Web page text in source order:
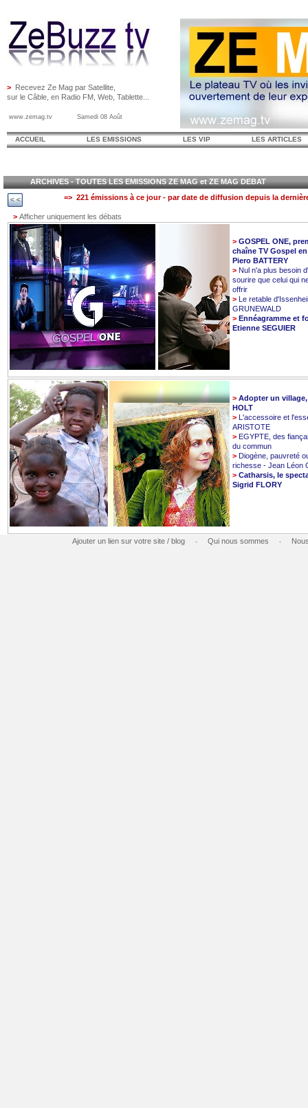
> Recevez Ze Mag par Satellite,
sur le Câble, en Radio FM, Web, Tablette...
www.zemag.tv Samedi 08 Août
ACCUEIL LES EMISSIONS LES VIP LES ARTICLES
ARCHIVES - TOUTES LES EMISSIONS ZE MAG et ZE MAG DEBAT
=> 221 émissions à ce jour - par date de diffusion depuis la
> Afficher uniquement les débats
> GOSPEL ONE,
chaîne TV Gospel
Piero BATTERY
> Nul n'a plus besoin
sourire que celui qui
offrir
> Le retable
GRUNEWALD
> Ennéagramme et
Etienne SEGUIER
> Adopter un
HOLT
> L'accessoire et
ARISTOTE
> EGYPTE, des
du commun
> Diogène, pauvreté
richesse - Jean Léon
> Catharsis, le
Sigrid FLORY
Ajouter un lien sur votre site / blog - Qui nous sommes -